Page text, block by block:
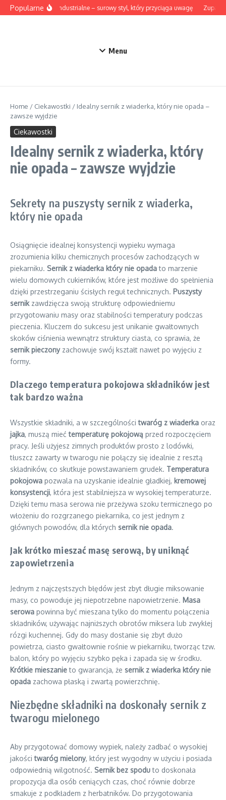
Przejdź do treści
PopularneLampy industrialne – surowy styl, który przyciąga uwagę Zupa z
Menu
Home / Ciekawostki / Idealny sernik z wiaderka, który nie opada –
zawsze wyjdzie
Ciekawostki
Idealny sernik z wiaderka, który
nie opada – zawsze wyjdzie
Sekrety na puszysty sernik z wiaderka,
który nie opada
Osiągnięcie idealnej konsystencji wypieku wymaga
zrozumienia kilku chemicznych procesów zachodzących w
piekarniku. Sernik z wiaderka który nie opadato marzenie
wielu domowych cukierników, które jest możliwe do spełnienia
dzięki przestrzeganiu ścisłych reguł technicznych. Puszysty
sernikzawdzięcza swoją strukturę odpowiedniemu
przygotowaniu masy oraz stabilności temperatury podczas
pieczenia. Kluczem do sukcesu jest unikanie gwałtownych
skoków ciśnienia wewnątrz struktury ciasta, co sprawia, że
sernik pieczonyzachowuje swój kształt nawet po wyjęciu z
formy.
Dlaczego temperatura pokojowa składników jest
tak bardzo ważna
Wszystkie składniki, a w szczególnościtwaróg z wiaderka oraz
jajka, muszą miećtemperaturę pokojową przed rozpoczęciem
pracy. Jeśli użyjesz zimnych produktów prosto z lodówki,
tłuszcz zawarty w twarogu nie połączy się idealnie z resztą
składników, co skutkuje powstawaniem grudek. Temperatura
pokojowa pozwala na uzyskanie idealnie gładkiej, kremowej
konsystencji, która jest stabilniejsza w wysokiej temperaturze.
Dzięki temu masa serowa nie przeżywa szoku termicznego po
włożeniu do rozgrzanego piekarnika, co jest jednym z
głównych powodów, dla których sernik nie opada.
Jak krótko mieszać masę serową, by uniknąć
zapowietrzenia
Jednym z najczęstszych błędów jest zbyt długie miksowanie
masy, co powoduje jej niepotrzebne napowietrzenie. Masa
serowa powinna być mieszana tylko do momentu połączenia
składników, używając najniższych obrotów miksera lub zwykłej
rózgi kuchennej. Gdy do masy dostanie się zbyt dużo
powietrza, ciasto gwałtownie rośnie w piekarniku, tworząc tzw.
balon, który po wyjęciu szybko pęka i zapada się w środku.
Krótkie mieszanieto gwarancja, że sernik z wiaderka który nie
opada zachowa płaską i zwartą powierzchnię.
Niezbędne składniki na doskonały sernik z
twarogu mielonego
Aby przygotować domowy wypiek, należy zadbać o wysokiej
jakościtwaróg mielony, który jest wygodny w użyciu i posiada
odpowiednią wilgotność. Sernik bez spoduto doskonała
propozycja dla osób ceniących czas, choć równie dobrze
smakuje z podkładem z herbatników. Do przygotowania